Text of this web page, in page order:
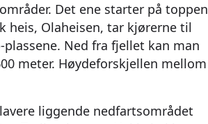
Det ene starter på toppen
heis, Olaheisen, tar kjørerne til
Ned fra fjellet kan man
meter. Høydeforskjellen mellom
liggende nedfartsområdet